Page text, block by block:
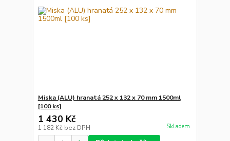
Miska (ALU) hranatá 252 x 132 x 70 mm 1500ml
[100 ks]
1 430 Kč
1 182 Kč bez DPH Skladem